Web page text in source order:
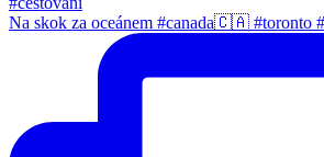
Na skok za oceánem #canada🇨🇦 #toronto